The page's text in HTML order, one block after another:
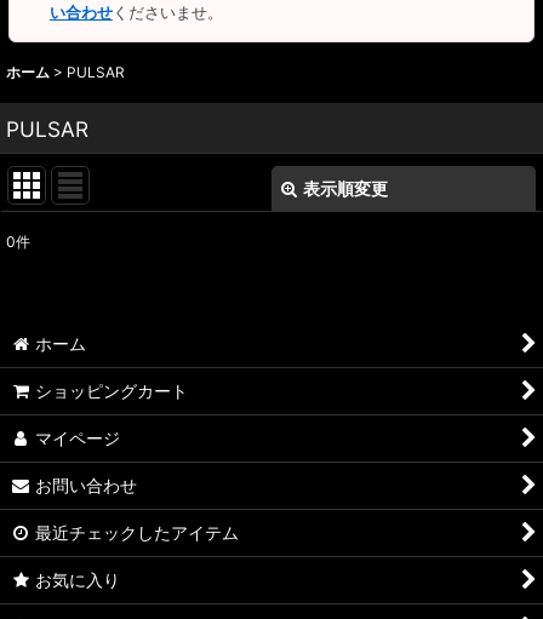
い合わせくださいませ。
ホーム > PULSAR
PULSAR
表示順変更
0件
ホーム
ショッピングカート
マイページ
お問い合わせ
最近チェックしたアイテム
お気に入り